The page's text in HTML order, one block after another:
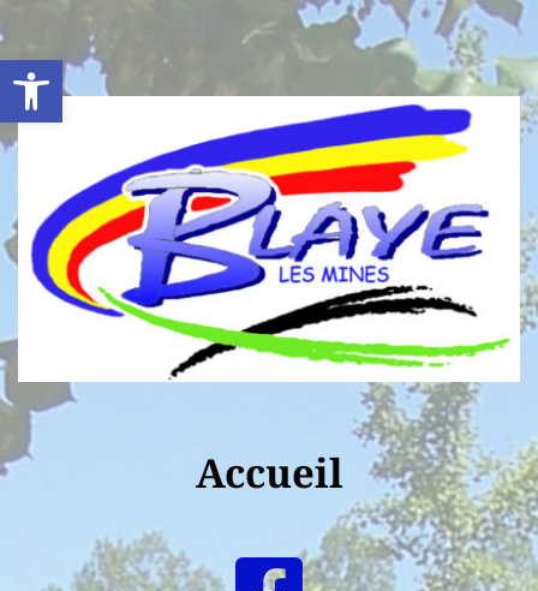
Ouvrir la barre d’outils
Accueil